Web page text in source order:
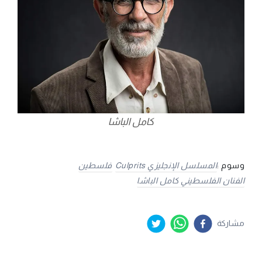
كامل الباشا
وسوم :المسلسل الإنجليزي Culprits
فلسطين
الفنان الفلسطيني كامل الباشا
مشاركة